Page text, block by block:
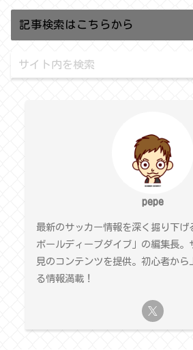
記事検索はこちらから
pepe
最新のサッカー情報を深く掘り下げ
ボールディープダイブ」の編集長。
見のコンテンツを提供。初心者から
る情報満載！